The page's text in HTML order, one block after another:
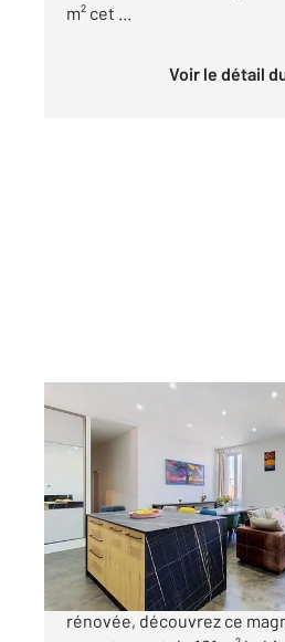
m² cet ...
Voir le détail
LE PUY EN VELAY 43
101,38 m2
, 4 pièces
Ref : 4679
Appartement F4 à
229 000 €
Au cœur d'une copropriété
rénovée, découvrez ce